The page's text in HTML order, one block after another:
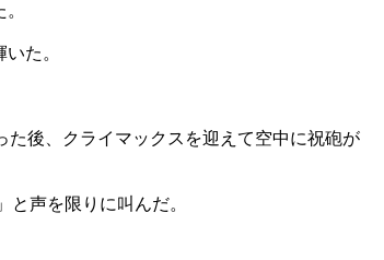
た。
後、クライマックスを迎えて空中に祝砲が
声を限りに叫んだ。